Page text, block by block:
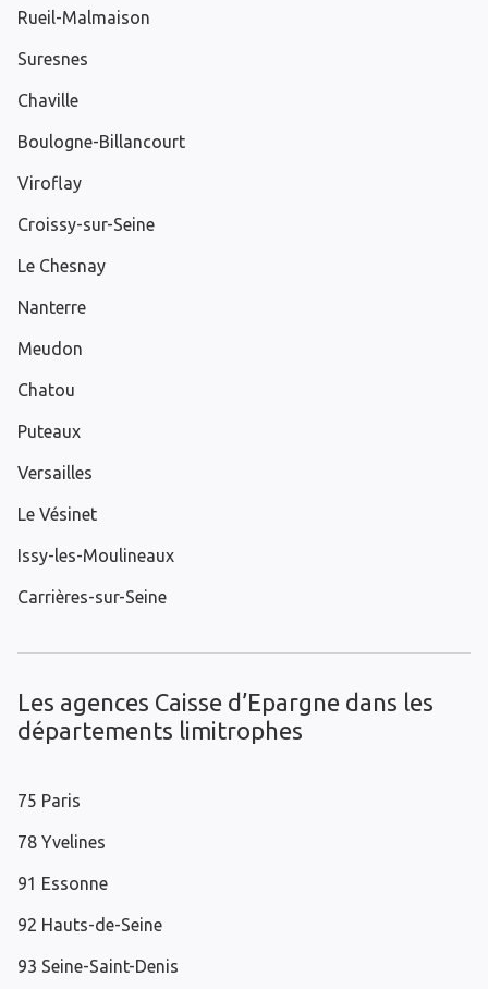
Rueil-Malmaison
Suresnes
Chaville
Boulogne-Billancourt
Viroflay
Croissy-sur-Seine
Le Chesnay
Nanterre
Meudon
Chatou
Puteaux
Versailles
Le Vésinet
Issy-les-Moulineaux
Carrières-sur-Seine
Les agences Caisse d’Epargne dans les
départements limitrophes
75 Paris
78 Yvelines
91 Essonne
92 Hauts-de-Seine
93 Seine-Saint-Denis